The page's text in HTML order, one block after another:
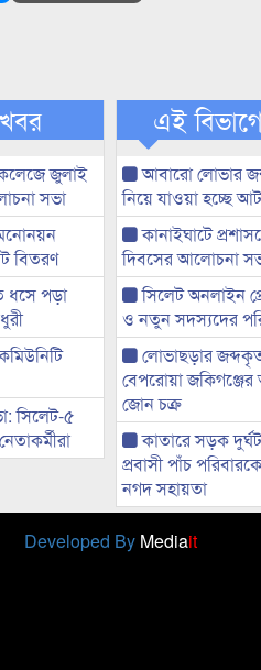
জুলাই
সভা
বিতরণ
ধসে পড়া
সিলেট-৫
এই
আবারো লোভার
নিয়ে যাওয়া হচ্ছে
কানাইঘাটে
দিবসের আলোচনা
সিলেট অনলাইন
ও নতুন সদস্যদের
লোভাছড়ার
বেপরোয়া জকিগঞ্জের
জোন চক্র
কাতারে সড়ক
প্রবাসী পাঁচ
নগদ সহায়তা
Developed By Mediait